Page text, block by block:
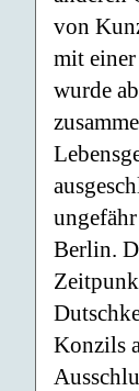
von
mit
wurde
Berlin.
Konzils